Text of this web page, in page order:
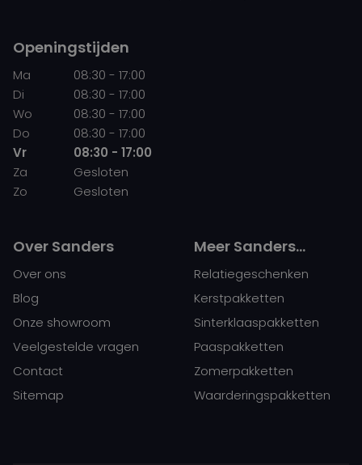
Openingstijden
Ma
08:30 - 17:00
Di
08:30 - 17:00
Wo
08:30 - 17:00
Do
08:30 - 17:00
Vr
08:30 - 17:00
Za
Gesloten
Zo
Gesloten
Over Sanders
Over ons
Blog
Onze showroom
Veelgestelde vragen
Contact
Sitemap
Meer Sanders…
Relatiegeschenken
Kerstpakketten
Sinterklaaspakketten
Paaspakketten
Zomerpakketten
Waarderingspakketten